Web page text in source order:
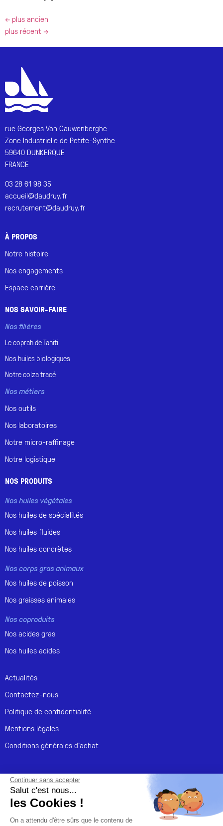
← plus ancien
plus récent →
rue Georges Van Cauwenberghe
Zone Industrielle de Petite-Synthe
59640 DUNKERQUE
FRANCE
03 28 61 98 35
accueil@daudruy.fr
recrutement@daudruy.fr
À PROPOS
Notre histoire
Nos engagements
Espace carrière
NOS SAVOIR-FAIRE
Nos filières
Le coprah deTahiti
Nos huilesbiologiques
Notrecolza tracé
Nos métiers
Nos outils
Nos laboratoires
Notre micro-raffinage
Notre logistique
NOS PRODUITS
Nos huiles végétales
Nos huiles de spécialités
Nos huiles fluides
Nos huiles concrètes
Nos corps gras animaux
Nos huiles de poisson
Nos graisses animales
Nos coproduits
Nos acides gras
Nos huiles acides
Actualités
Contactez-nous
Politique de confidentialité
Mentions légales
Conditions générales d'achat
Continuer sans accepter
Salut c'est nous...
les Cookies !
On a attendu d'être sûrs que le contenu de